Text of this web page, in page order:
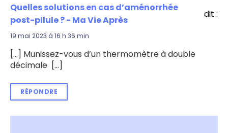
Quelles solutions en cas d’aménorrhée
post-pilule ? - Ma Vie Après
dit :
19 mai 2023 à 16 h 36 min
[…] Munissez-vous d’un thermomètre à double
décimale […]
RÉPONDRE